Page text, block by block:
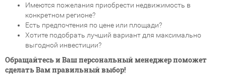
Имеются пожелания приобрести недвижимость в
конкретном регионе?
Есть предпочтения по цене или площади?
Хотите подобрать лучший вариант для максимально
выгодной инвестиции?
Обращайтесь и Ваш персональный менеджер поможет
сделать Вам правильный выбор!